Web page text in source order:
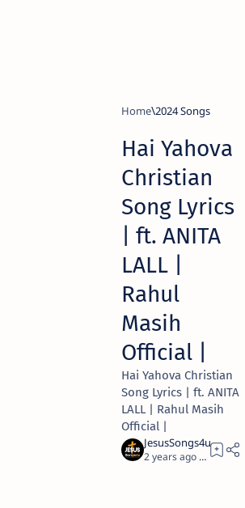
Home 2024 Songs
Hai Yahova
Christian
Song Lyrics
| ft. ANITA
LALL |
Rahul
Masih
Official |
Hai Yahova Christian
Song Lyrics | ft. ANITA
LALL | Rahul Masih
Official |
2 years ago 3